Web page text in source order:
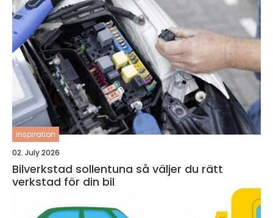
inspiration
02. July 2026
Bilverkstad sollentuna så väljer du rätt
verkstad för din bil